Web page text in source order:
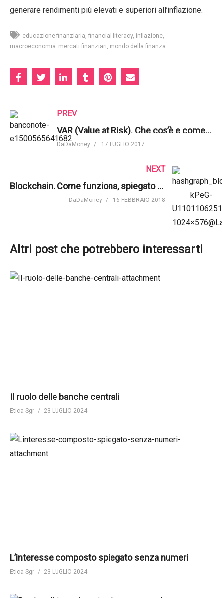
generare rendimenti più elevati e superiori all’inflazione.
educazione finanziaria financial literacy inflazione
macroeconomia mercati finanziari mondo della finanza
PREV
VAR (Value at Risk). Che cos’è e come funziona | Mauro Valentino
DaDaMoney 17 LUGLIO 2017
NEXT
Blockchain. Come funziona, spiegato davvero semplicemente | Savjee
DaDaMoney 16 FEBBRAIO 2018
Altri post che potrebbero interessarti
Il ruolo delle banche centrali
Etica Sgr 23 LUGLIO 2024
L’interesse composto spiegato senza numeri
Etica Sgr 23 LUGLIO 2024